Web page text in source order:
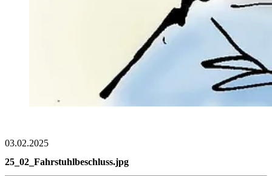
03.02.2025
25_02_Fahrstuhlbeschluss.jpg